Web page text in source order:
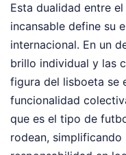
Esta dualidad entre
incansable define su
internacional. En un
brillo individual y las
figura del lisboeta se
funcionalidad
que es el tipo de
rodean, simplificando